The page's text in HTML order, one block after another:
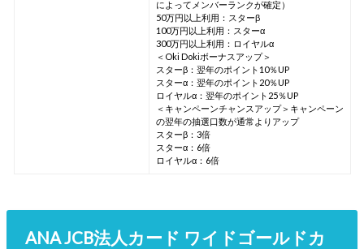
によってメンバーランクが確定）
50万円以上利用：スターβ
100万円以上利用：スターα
300万円以上利用：ロイヤルα
＜Oki Dokiボーナスアップ＞
スターβ：翌年のポイント10％UP
スターα：翌年のポイント20％UP
ロイヤルα：翌年のポイント25％UP
＜キャンペーンチャンスアップ＞キャンペーン
の翌年の抽選口数が通常よりアップ
スターβ：3倍
スターα：6倍
ロイヤルα：6倍
ANA JCB法人カード ワイドゴールドカ